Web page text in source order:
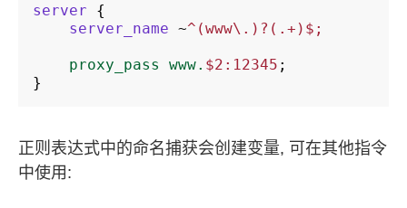
server
{
server_name ~^(www\.)?(.+)$;
proxy_pass www. $2:12345 ;
}
正则表达式中的命名捕获会创建变量, 可在其他指令
中使用: